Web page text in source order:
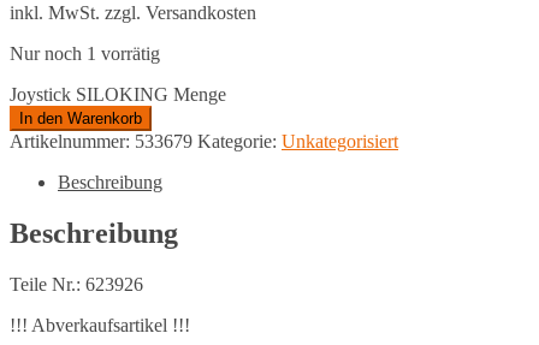
inkl. MwSt. zzgl. Versandkosten
Nur noch 1 vorrätig
Joystick SILOKING Menge
In den Warenkorb
Artikelnummer: 533679 Kategorie: Unkategorisiert
Beschreibung
Beschreibung
Teile Nr.: 623926
!!! Abverkaufsartikel !!!